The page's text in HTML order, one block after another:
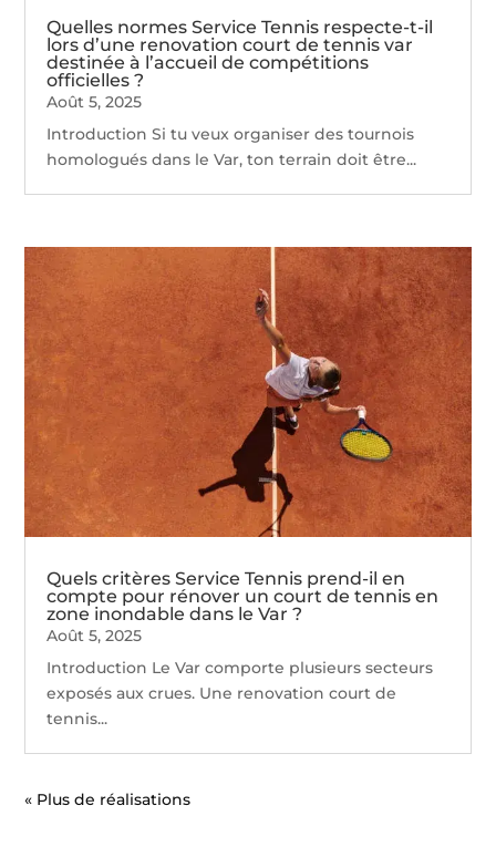
Quelles normes Service Tennis respecte-t-il
lors d’une renovation court de tennis var
destinée à l’accueil de compétitions
officielles ?
Août 5, 2025
Introduction Si tu veux organiser des tournois
homologués dans le Var, ton terrain doit être...
Quels critères Service Tennis prend-il en
compte pour rénover un court de tennis en
zone inondable dans le Var ?
Août 5, 2025
Introduction Le Var comporte plusieurs secteurs
exposés aux crues. Une renovation court de
tennis...
« Entrées précédentes